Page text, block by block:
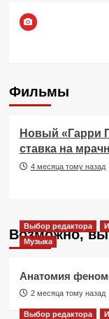
Фильмы
Фильмы
Новый «Гарри
ставка на
4 месяца тому назад
Возможно, вы
Выбор редактора
Музыка
Анатомия
2 месяца тому назад
Выбор редактора